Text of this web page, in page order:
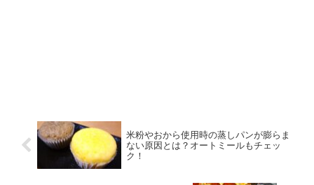
米粉やおから使用時の蒸しパンが膨らま
ない原因とは？オートミールもチェッ
ク！